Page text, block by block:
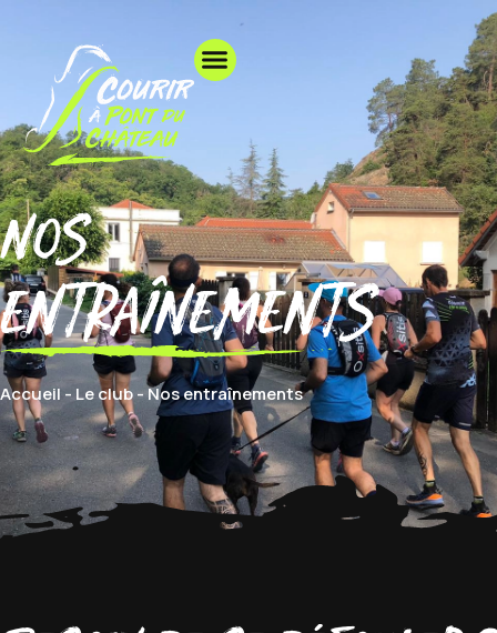
nos
entraînements
Accueil- Le club-Nos entraînements